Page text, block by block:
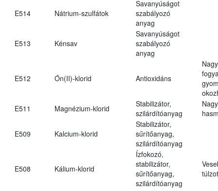
E514 Nátrium-szulfátok
Savanyúságot
szabályozó
anyag
E513 Kénsav
Savanyúságot
szabályozó
anyag
E512 Ón(II)-klorid Antioxidáns
E511
Magnézium-klorid
Stabilizátor,
szilárdítóanyag
E509 Kalcium-klorid
Stabilizátor,
sűrítőanyag,
szilárdítóanyag
E508 Kálium-klorid
Ízfokozó,
stabilizátor,
sűrítőanyag,
szilárdítóanyag